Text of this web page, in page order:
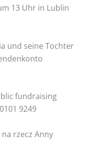
13 Uhr in Lublin
und seine Tochter
fundraising
9249
rzecz Anny